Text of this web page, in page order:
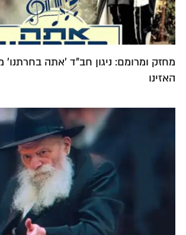
מחזק ומרומם: ניגון חב"ד 'אתה בחרתנו'
האזינו